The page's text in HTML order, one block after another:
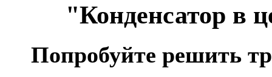
"Конденсатор в
Попробуйте решить